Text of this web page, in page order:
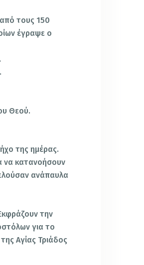
τους 150
έγραψε ο
Θεού.
της ημέρας.
να κατανοήσουν
ανάπαυλα
την
για το
Αγίας Τριάδος